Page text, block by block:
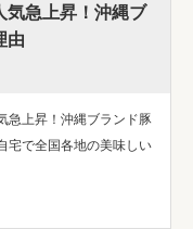
気急上昇！沖縄ブ
由
急上昇！沖縄ブランド豚
宅で全国各地の美味しい